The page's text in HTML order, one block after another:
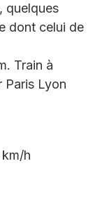
quelques
dont celui de
Train à
Paris Lyon
h